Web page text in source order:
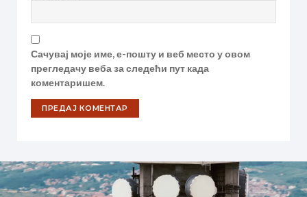
Сачувај моје име, е-пошту и веб место у овом
прегледачу веба за следећи пут када
коментаришем.